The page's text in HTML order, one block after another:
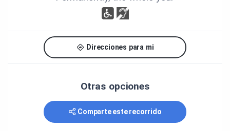
Direcciones para mi
Otras opciones
Comparte este recorrido